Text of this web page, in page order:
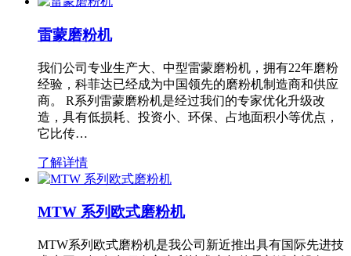
雷蒙磨粉机
我们公司专业生产大、中型雷蒙磨粉机，拥有22年磨粉
经验，科菲达已经成为中国领先的磨粉机制造商和供应
商。 R系列雷蒙磨粉机是经过我们的专家优化升级改
造，具有低损耗、投资小、环保、占地面积小等优点，
它比传…
了解详情
MTW 系列欧式磨粉机
MTW系列欧式磨粉机是我公司新近推出具有国际先进技